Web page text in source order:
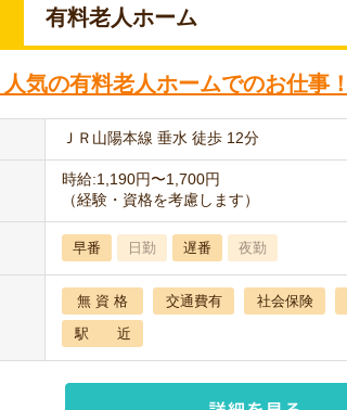
有料老人ホーム
人気の有料老人ホームでのお仕事！
ＪＲ山陽本線 垂水 徒歩 12分
時給:1,190円〜1,700円
（経験・資格を考慮します）
早番 日勤 遅番 夜勤
無 資 格 交通費有 社会保険
駅 近